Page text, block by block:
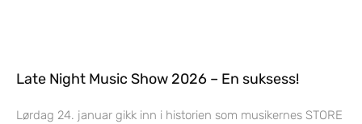
Late Night Music Show 2026 – En suksess!
Lørdag 24. januar gikk inn i historien som musikernes STORE